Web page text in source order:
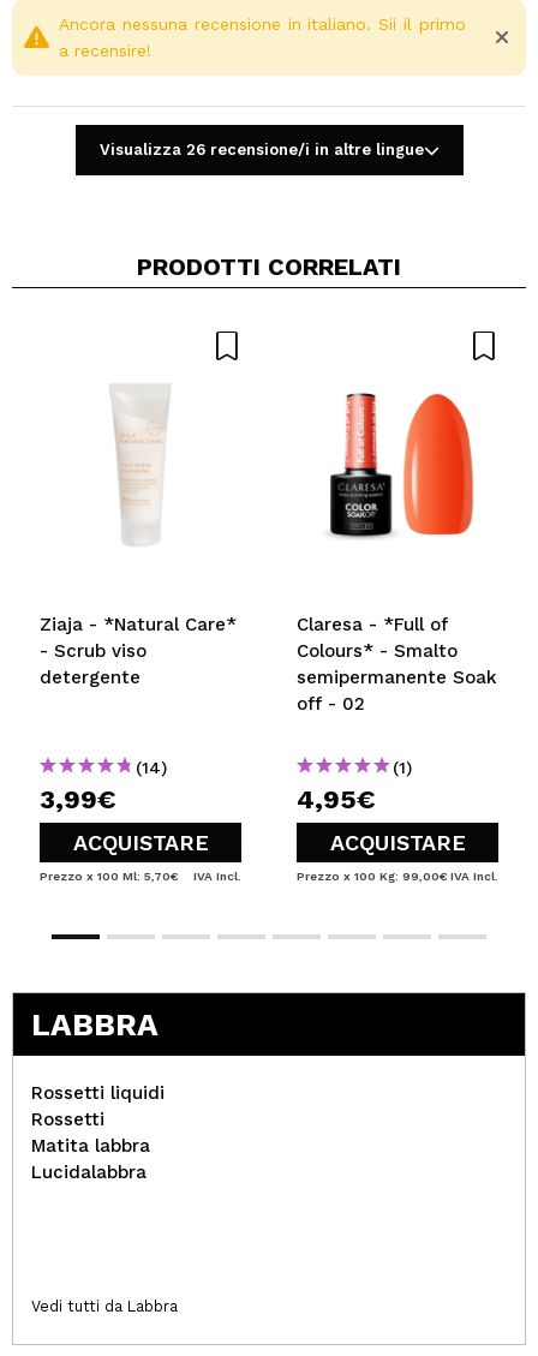
Condividi un video o una foto
Ancora nessuna recensione in italiano. Sii il primo
a recensire!
Visualizza 26 recensione/i in altre lingue
PRODOTTI CORRELATI
Ziaja - *Natural Care*
- Scrub viso
detergente
(14)
3,99€
ACQUISTARE
Prezzo x 100 Ml: 5,70€ IVA Incl.
Claresa - *Full of
Colours* - Smalto
semipermanente Soak
off - 02
(1)
4,95€
ACQUISTARE
Prezzo x 100 Kg: 99,00€ IVA Incl.
LABBRA
Rossetti liquidi
Rossetti
Matita labbra
Lucidalabbra
Vedi tutti da Labbra